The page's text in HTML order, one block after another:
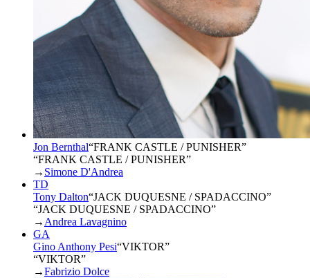
Jon Bernthal“FRANK CASTLE / PUNISHER”
“FRANK CASTLE / PUNISHER”
→ Simone D'Andrea
TD
Tony Dalton“JACK DUQUESNE / SPADACCINO”
“JACK DUQUESNE / SPADACCINO”
→ Andrea Lavagnino
GA
Gino Anthony Pesi“VIKTOR”
“VIKTOR”
→Fabrizio Dolce